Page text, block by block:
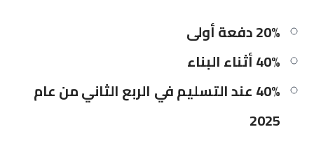
20% دفعة أولى
40% أثناء البناء
40% عند التسليم في الربع الثاني من عام
2025